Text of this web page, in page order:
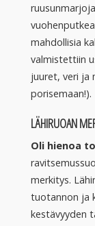
mahdollisia
valmistettiin
juuret, veri ja
porisemaan!).
LÄHIRUOAN
Oli hienoa
merkitys.
tuotannon ja
kestävyyden